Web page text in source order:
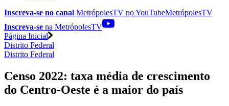
Inscreva-se no canal MetrópolesTV noYouTubeMetrópolesTV
Inscreva-se na MetrópolesTV
Página Inicial
Distrito Federal
Distrito Federal
Censo 2022: taxa média de crescimento
do Centro-Oeste é a maior do país